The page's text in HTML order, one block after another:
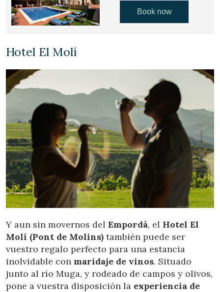
Book now
Hotel El Molí
Y aun sin movernos del Empordà, el Hotel El
Molí (Pont de Molins) también puede ser
vuestro regalo perfecto para una estancia
inolvidable con maridaje de vinos. Situado
junto al río Muga, y rodeado de campos y olivos,
pone a vuestra disposición la experiencia de